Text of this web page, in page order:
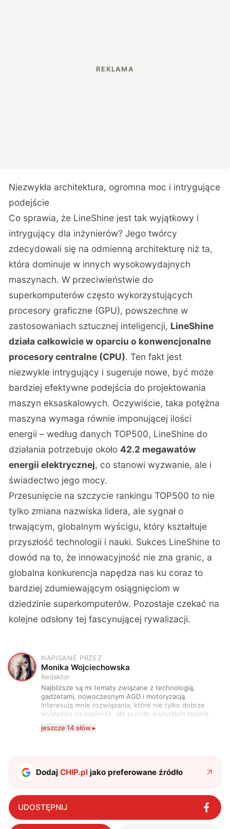
Niezwykła architektura, ogromna moc i intrygujące
podejście
Co sprawia, że LineShine jest tak wyjątkowy i
intrygujący dla inżynierów? Jego twórcy
zdecydowali się na odmienną architekturę niż ta,
która dominuje w innych wysokowydajnych
maszynach. W przeciwieństwie do
superkomputerów często wykorzystujących
procesory graficzne (GPU), powszechne w
zastosowaniach sztucznej inteligencji, LineShine
działa całkowicie w oparciu o konwencjonalne
procesory centralne (CPU). Ten fakt jest
niezwykle intrygujący i sugeruje nowe, być może
bardziej efektywne podejścia do projektowania
maszyn eksaskalowych. Oczywiście, taka potężna
maszyna wymaga równie imponującej ilości
energii – według danych TOP500, LineShine do
działania potrzebuje około42.2 megawatów
energii elektrycznej, co stanowi wyzwanie, ale i
świadectwo jego mocy.
Przesunięcie na szczycie rankingu TOP500 to nie
tylko zmiana nazwiska lidera, ale sygnał o
trwającym, globalnym wyścigu, który kształtuje
przyszłość technologii i nauki. Sukces LineShine to
dowód na to, że innowacyjność nie zna granic, a
globalna konkurencja napędza nas ku coraz to
bardziej zdumiewającym osiągnięciom w
dziedzinie superkomputerów. Pozostaje czekać na
kolejne odsłony tej fascynującej rywalizacji.
M
NAPISANE PRZEZ
Monika Wojciechowska
Redaktor
Najbliższe są mi tematy związane z technologią,
gadżetami, nowoczesnym AGD i motoryzacją.
Interesują mnie rozwiązania, które nie tylko dobrze
wyglądają na papierze, ale przede wszystkim realnie
korzystamy z technologii na co dzień. Ukończyłam
muzykę.
jeszcze 14 słów ▸
DodajCHIP.pl jako preferowane źródło
UDOSTĘPNIJ